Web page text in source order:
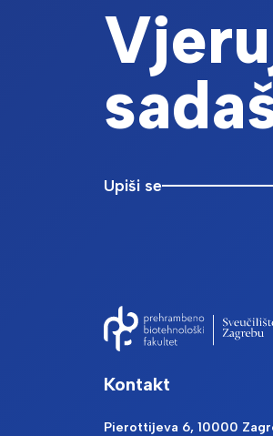
Upiši se
Kontakt
Pierottijeva 6, 10000